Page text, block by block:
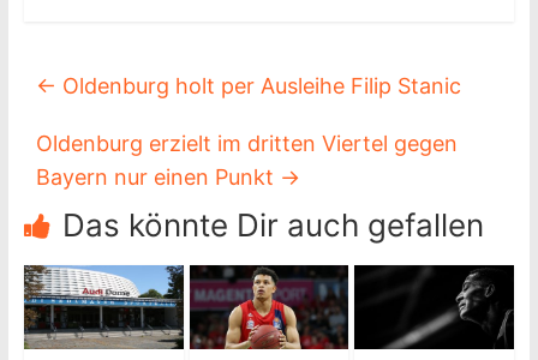
← Oldenburg holt per Ausleihe Filip Stanic
Oldenburg erzielt im dritten Viertel gegen
Bayern nur einen Punkt →
Das könnte Dir auch gefallen